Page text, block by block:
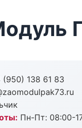
(950) 138 61 83
Пн-Пт: 08:00-